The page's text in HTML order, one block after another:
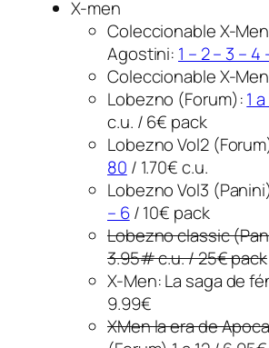
X-men
Coleccionable X-
Agostini: 1 – 2 – 3 – 4
Coleccionable X-
Lobezno (Forum):1
c.u. / 6€ pack
Lobezno Vol2
80 / 1.70€ c.u.
Lobezno Vol3
– 6/ 10€ pack
Lobezno classic
3.95# c.u. / 25€ pack
X-Men: La saga de
9.99€
XMen la era de